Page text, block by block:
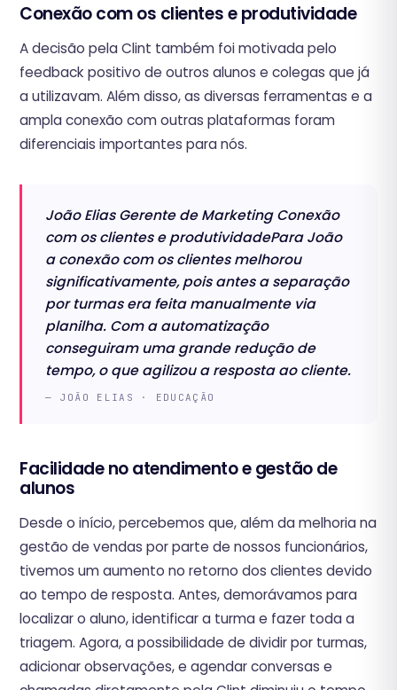
‍Conexão com os clientes e produtividade
A decisão pela Clint também foi motivada pelo
feedback positivo de outros alunos e colegas que já
a utilizavam. Além disso, as diversas ferramentas e a
ampla conexão com outras plataformas foram
diferenciais importantes para nós.
João Elias Gerente de Marketing ‍Conexão
com os clientes e produtividadePara João
a conexão com os clientes melhorou
significativamente, pois antes a separação
por turmas era feita manualmente via
planilha. Com a automatização
conseguiram uma grande redução de
tempo, o que agilizou a resposta ao cliente.
— JOÃO ELIAS · EDUCAÇÃO
Facilidade no atendimento e gestão de
alunos
Desde o início, percebemos que, além da melhoria na
gestão de vendas por parte de nossos funcionários,
tivemos um aumento no retorno dos clientes devido
ao tempo de resposta. Antes, demorávamos para
localizar o aluno, identificar a turma e fazer toda a
triagem. Agora, a possibilidade de dividir por turmas,
adicionar observações, e agendar conversas e